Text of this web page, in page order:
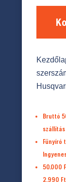
Bruttó
szállítás
50.000
2.990 Ft